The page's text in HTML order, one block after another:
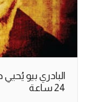
البادري بيو
24 ساعة